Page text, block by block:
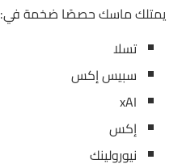
يمتلك ماسك حصصًا ضخمة في:
تسلا
سبيس إكس
xAI
إكس
نيورولينك